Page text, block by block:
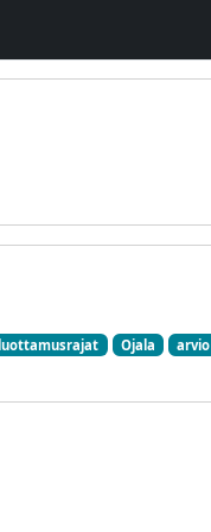
luottamusrajat Ojala arvio